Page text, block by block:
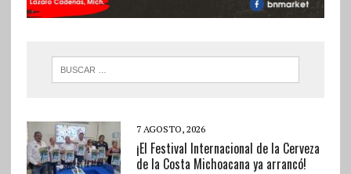
7 AGOSTO, 2026
¡El Festival Internacional de la Cerveza
de la Costa Michoacana ya arrancó!